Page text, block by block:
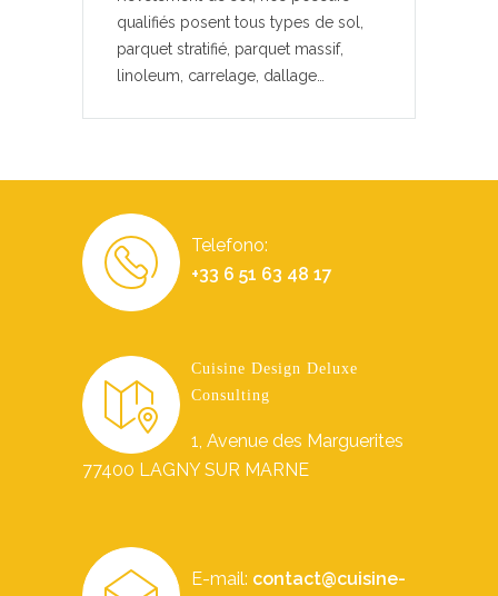
qualifiés posent tous types de sol,
parquet stratifié, parquet massif,
linoleum, carrelage, dallage…
Telefono:
+33 6 51 63 48 17
Cuisine Design Deluxe
Consulting
1, Avenue des Marguerites
77400 LAGNY SUR MARNE
E-mail: contact@cuisine-